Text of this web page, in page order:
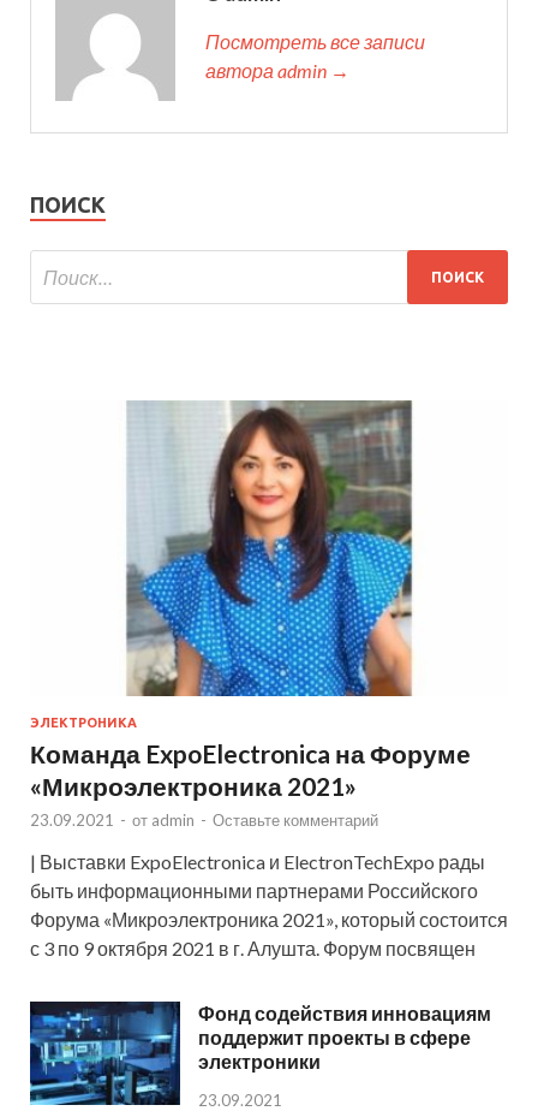
Посмотреть все записи
автора admin →
ПОИСК
ЭЛЕКТРОНИКА
Команда ExpoElectronica на Форуме
«Микроэлектроника 2021»
23.09.2021 - от admin - Оставьте комментарий
| Выставки ExpoElectronica и ElectronTechExpo рады
быть информационными партнерами Российского
Форума «Микроэлектроника 2021», который состоится
с 3 по 9 октября 2021 в г. Алушта. Форум посвящен
Фонд содействия инновациям
поддержит проекты в сфере
электроники
23.09.2021